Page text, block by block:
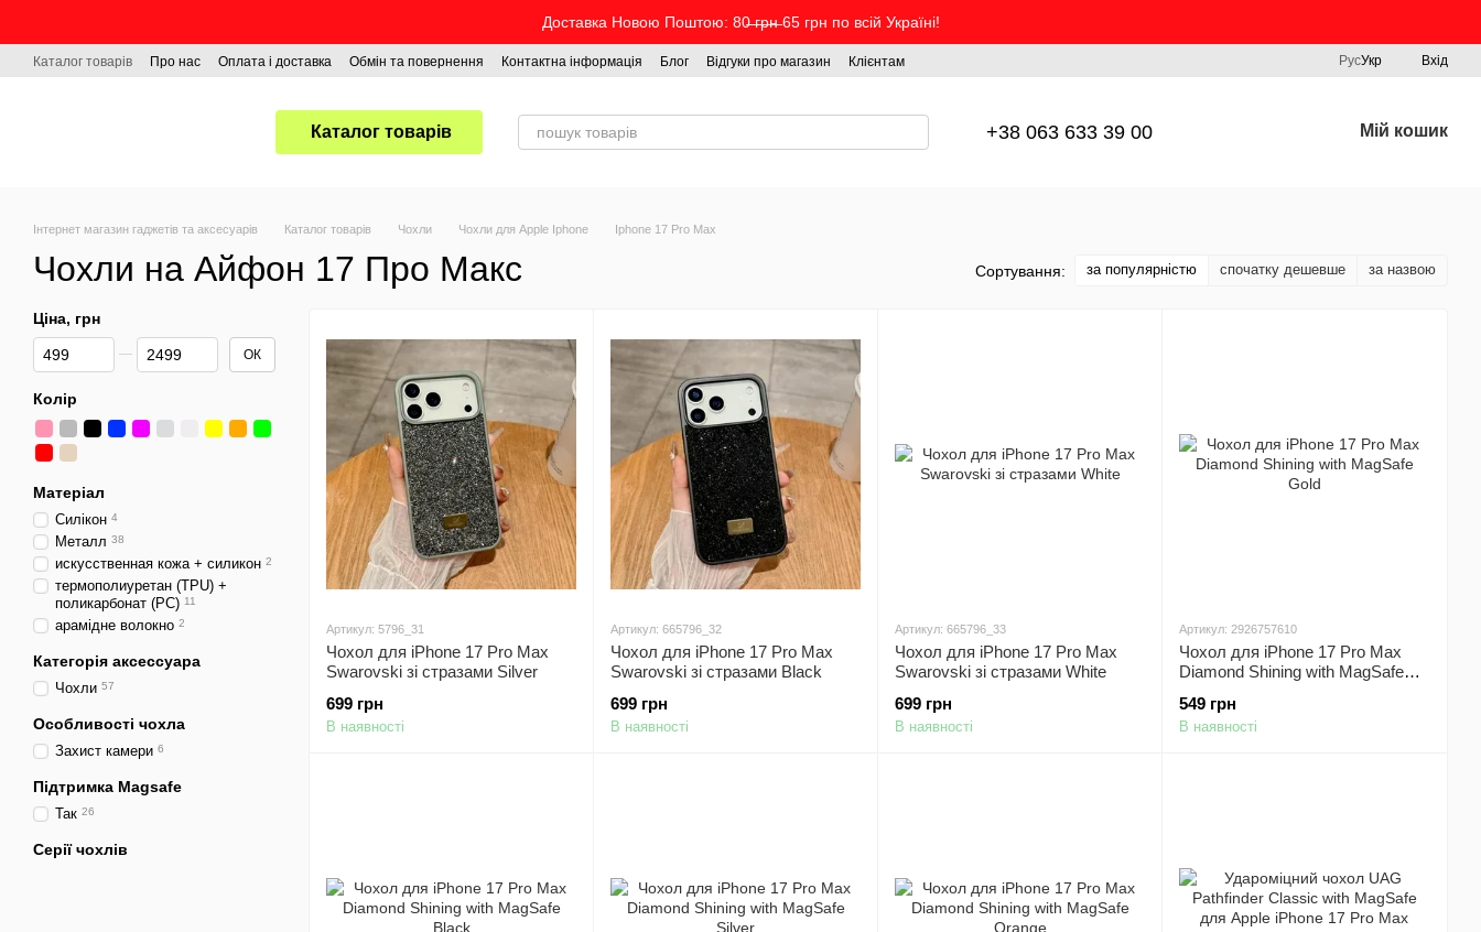
Доставка Новою Поштою: 80̶ ̶г̶р̶н̶ 65 грн по всій Україні!
Каталог товарів Про нас Оплата і доставка Обмін та повернення Контактна інформація Блог Відгуки про магазин Клієнтам РусУкр Вхід
Каталог товарів +38 063 633 39 00 Мій кошик
Інтернет магазин гаджетів та аксесуарів Каталог товарів Чохли Чохли для Apple Iphone Iphone 17 Pro Max
Чохли на Айфон 17 Про Макс Сортування: за популярністю спочатку дешевше за назвою
Артикул: 5796_31
Чохол для iPhone 17 Pro Max
Swarovski зі стразами Silver
699 грн
В наявності
Артикул: 665796_32
Чохол для iPhone 17 Pro Max
Swarovski зі стразами Black
699 грн
В наявності
Артикул: 665796_33
Чохол для iPhone 17 Pro Max
Swarovski зі стразами White
699 грн
В наявності
Артикул: 2926757610
Чохол для iPhone 17 Pro Max
Diamond Shining with MagSafe
549 грн
В наявності
Ціна, грн
Від Ціна, грн
До Ціна, грн ОК
Колір
Матеріал
Силікон 4
Металл 38
искусственная кожа + силикон 2
термополиуретан (TPU) +
поликарбонат (PC) 11
арамідне волокно 2
Категорія аксессуара
Чохли 57
Особливості чохла
Захист камери 6
Підтримка Magsafe
Так 26
Серії чохлів